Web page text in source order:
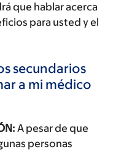
que hablar acerca
para usted y el
secundarios
a mi médico
A pesar de que
personas